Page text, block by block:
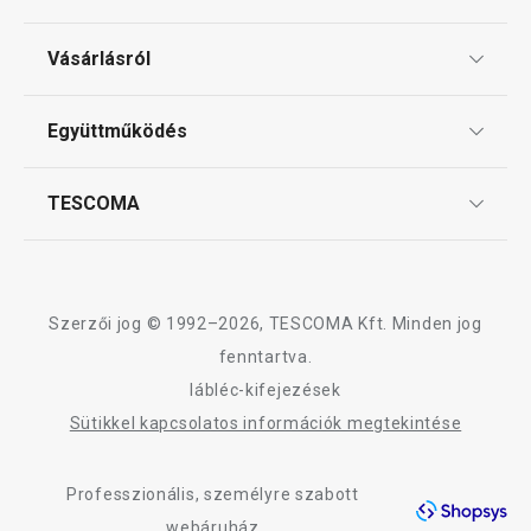
Gyakori kérdések
Vásárlásról
Reklamáció és termékvisszaküldés
Együttműködés
TESCOMA
Adatkezelési Tájékoztató
Szerzői jog © 1992–2026, TESCOMA Kft. Minden jog
fenntartva.
lábléc-kifejezések
Sütikkel kapcsolatos információk megtekintése
Professzionális, személyre szabott